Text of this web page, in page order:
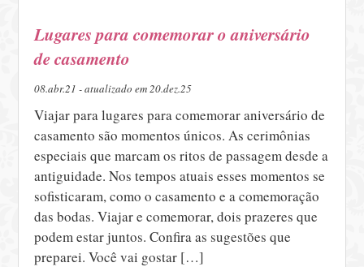
Lugares para comemorar o aniversário
de casamento
08.abr.21 - atualizado em 20.dez.25
Viajar para lugares para comemorar aniversário de
casamento são momentos únicos. As cerimônias
especiais que marcam os ritos de passagem desde a
antiguidade. Nos tempos atuais esses momentos se
sofisticaram, como o casamento e a comemoração
das bodas. Viajar e comemorar, dois prazeres que
podem estar juntos. Confira as sugestões que
preparei. Você vai gostar […]